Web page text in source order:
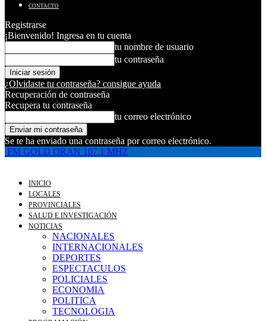
CONTACTO
Registrarse
¡Bienvenido! Ingresa en tu cuenta
tu nombre de usuario
tu contraseña
¿Olvidaste tu contraseña? consigue ayuda
Recuperación de contraseña
Recupera tu contraseña
tu correo electrónico
Se te ha enviado una contraseña por correo electrónico.
FM GOLD ORAN 107.1 MHZ
INICIO
LOCALES
PROVINCIALES
SALUD E INVESTIGACIÓN
NOTICIAS
NACIONALES
INTERNACIONALES
DEPORTES
ESPECTACULOS
POLICIALES
ECONOMIA
POLITICA
TECNOLOGIA